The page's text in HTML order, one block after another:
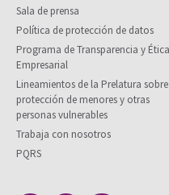
Sala de prensa
Política de protección de datos
Programa de Transparencia y Ética
Empresarial
Lineamientos de la Prelatura
protección de menores y otras
personas vulnerables
Trabaja con nosotros
PQRS